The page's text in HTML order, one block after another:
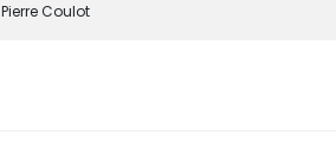
Pierre Coulot